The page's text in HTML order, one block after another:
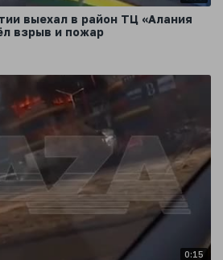
выехал в район ТЦ «Алания
взрыв и пожар
0:15